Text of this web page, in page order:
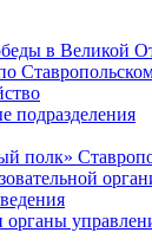
в Великой
подразделения
полк»
органы